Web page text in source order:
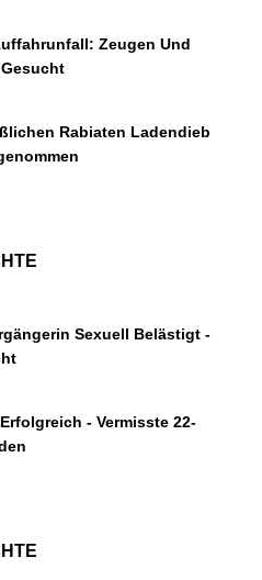
Zeugen Und
Rabiaten Ladendieb
Sexuell Belästigt -
- Vermisste 22-